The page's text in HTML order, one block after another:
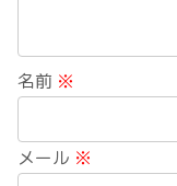
名前 ※
メール ※